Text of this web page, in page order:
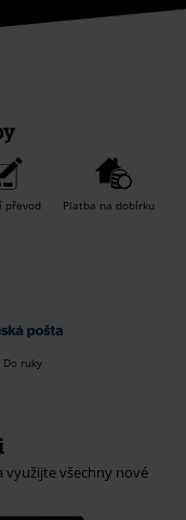
převod Platba na dobírku
Do ruky
využijte všechny nové